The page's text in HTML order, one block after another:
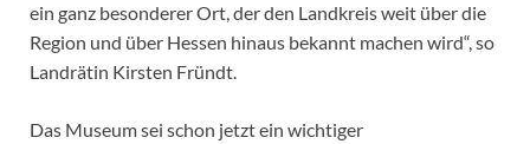
ein ganz besonderer Ort, der den Landkreis weit über die
Region und über Hessen hinaus bekannt machen wird“, so
Landrätin Kirsten Fründt.
Das Museum sei schon jetzt ein wichtiger